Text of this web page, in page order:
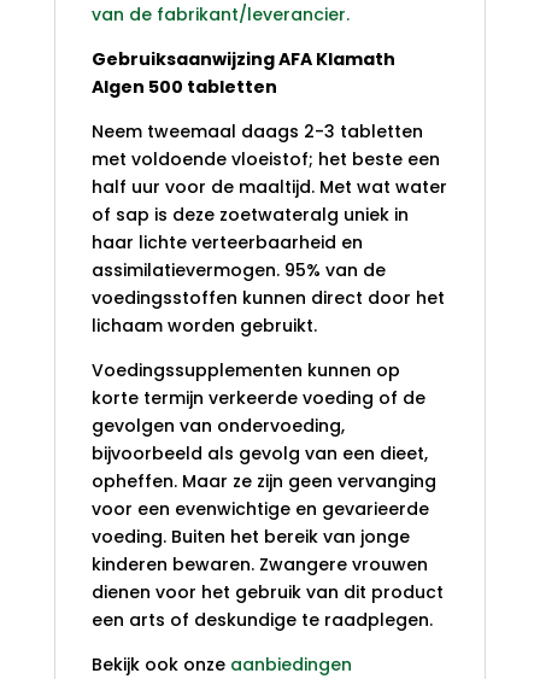
van de fabrikant/leverancier.
Gebruiksaanwijzing AFA Klamath
Algen 500 tabletten
Neem tweemaal daags 2-3 tabletten
met voldoende vloeistof; het beste een
half uur voor de maaltijd. Met wat water
of sap is deze zoetwateralg uniek in
haar lichte verteerbaarheid en
assimilatievermogen. 95% van de
voedingsstoffen kunnen direct door het
lichaam worden gebruikt.
Voedingssupplementen kunnen op
korte termijn verkeerde voeding of de
gevolgen van ondervoeding,
bijvoorbeeld als gevolg van een dieet,
opheffen. Maar ze zijn geen vervanging
voor een evenwichtige en gevarieerde
voeding. Buiten het bereik van jonge
kinderen bewaren. Zwangere vrouwen
dienen voor het gebruik van dit product
een arts of deskundige te raadplegen.
Bekijk ook onze aanbiedingen